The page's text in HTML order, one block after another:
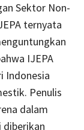
Sektor Non-
ternyata
IJEPA
Indonesia
Penulis
dalam
diberikan